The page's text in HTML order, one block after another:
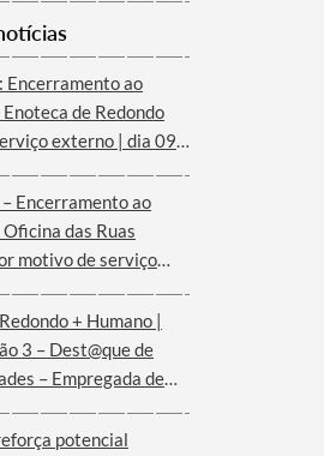
Encerramento ao
de Redondo
externo | dia 09
Encerramento ao
das Ruas
motivo de serviço
+ Humano |
3 – Dest@que de
– Empregada de
d´Ossa)
potencial